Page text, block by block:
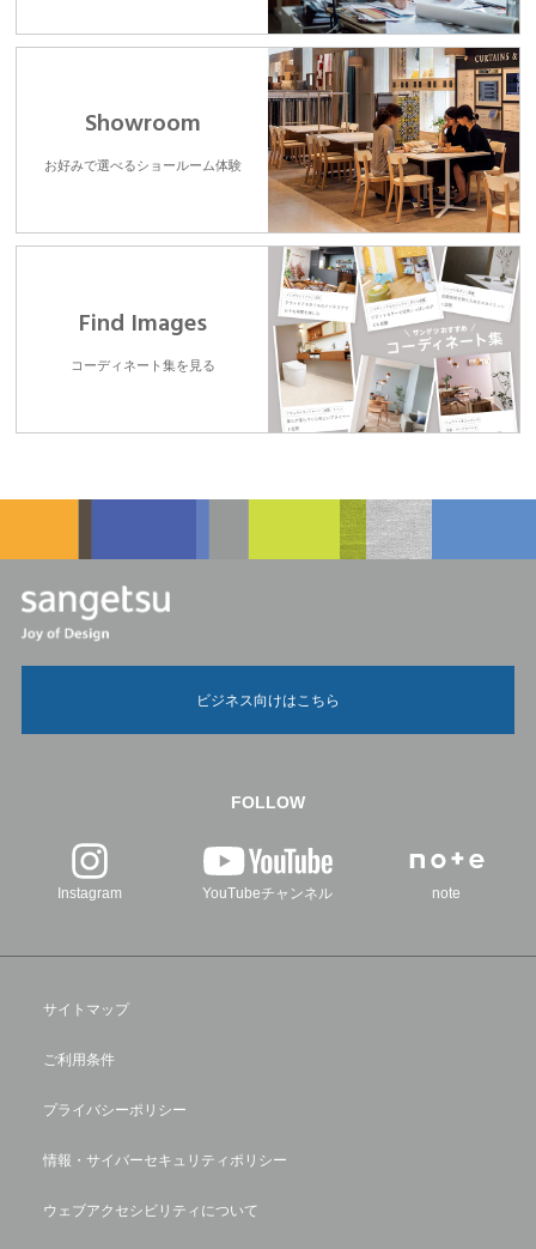
Showroom
お好みで選べるショールーム体験
Find Images
コーディネート集を見る
ビジネス向けはこちら
FOLLOW
Instagram YouTubeチャンネル note
サイトマップ
ご利用条件
プライバシーポリシー
情報・サイバーセキュリティポリシー
ウェブアクセシビリティについて